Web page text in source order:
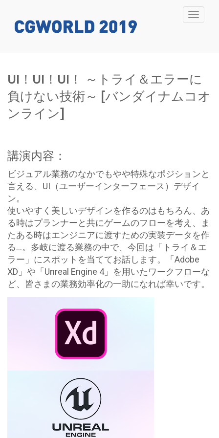
Toggle
UI！UI！UI！ ～トライ＆エラーに
負けない技術～ [バンダイナムコオ
ンライン]
講演内容：
ビジュアル業務のなかでもやや特殊なポジションと
言える、UI（ユーザーインターフェース）デザイ
ン。
使いやすく美しいデザインを作るのはもちろん、あ
る時はプランナーと共にゲームのフローを考え、ま
たある時はエンジニアに渡すための実装データを作
る…。多岐に渡る業務の中で、今回は「トライ＆エ
ラー」にスポットを当ててお話します。「Adobe
XD」や「Unreal Engine 4」を用いたワークフローな
ど、皆さまの業務効率化の一助になれば幸いです。